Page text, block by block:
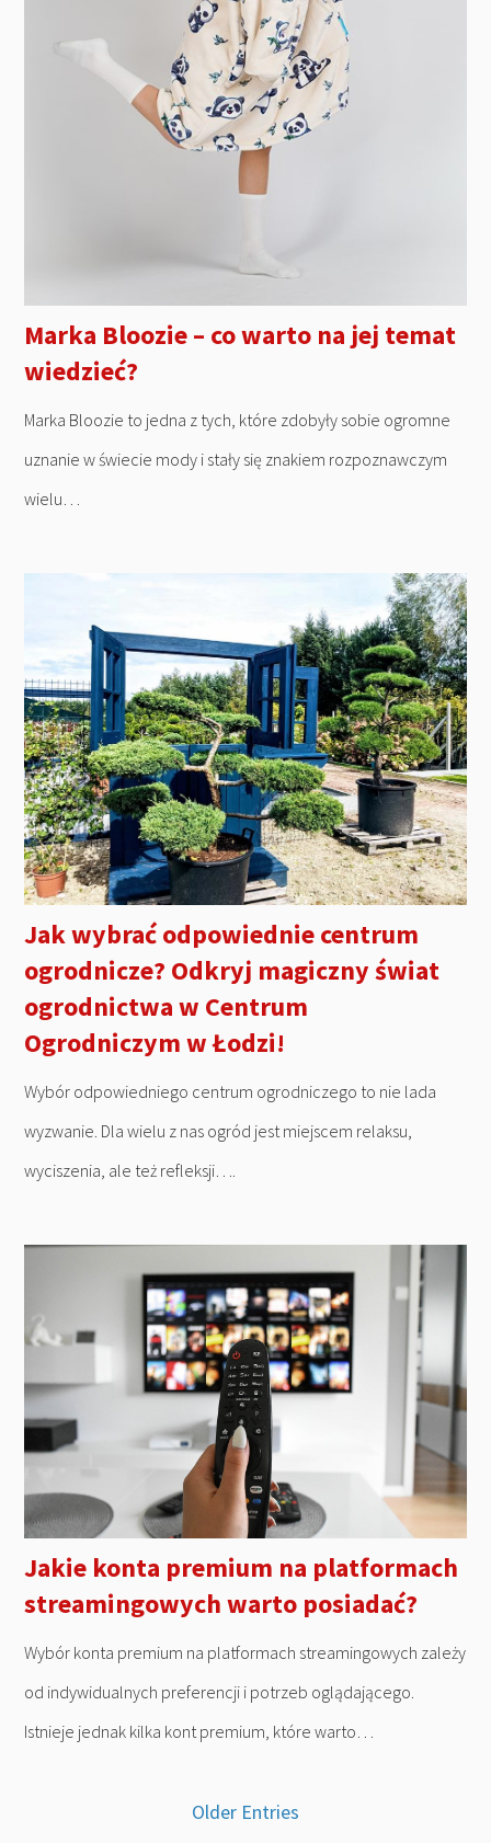
Marka Bloozie – co warto na jej temat
wiedzieć?
Marka Bloozie to jedna z tych, które zdobyły sobie ogromne
uznanie w świecie mody i stały się znakiem rozpoznawczym
wielu…
Jak wybrać odpowiednie centrum
ogrodnicze? Odkryj magiczny świat
ogrodnictwa w Centrum
Ogrodniczym w Łodzi!
Wybór odpowiedniego centrum ogrodniczego to nie lada
wyzwanie. Dla wielu z nas ogród jest miejscem relaksu,
wyciszenia, ale też refleksji….
Jakie konta premium na platformach
streamingowych warto posiadać?
Wybór konta premium na platformach streamingowych zależy
od indywidualnych preferencji i potrzeb oglądającego.
Istnieje jednak kilka kont premium, które warto…
Older Entries